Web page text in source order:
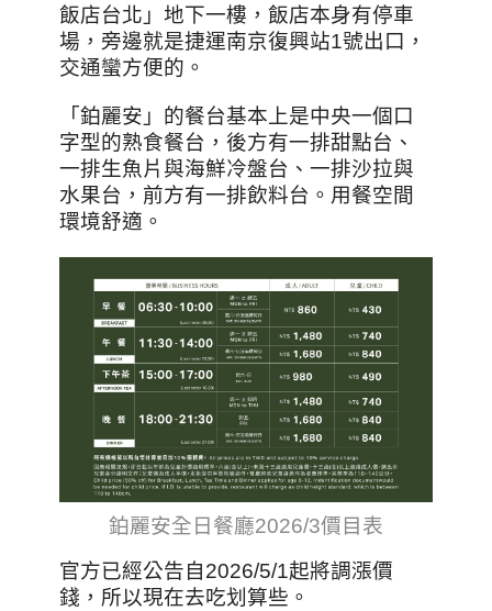
飯店台北」地下一樓，飯店本身有停車
場，旁邊就是捷運南京復興站1號出口，
交通蠻方便的。
「鉑麗安」的餐台基本上是中央一個口
字型的熟食餐台，後方有一排甜點台、
一排生魚片與海鮮冷盤台、一排沙拉與
水果台，前方有一排飲料台。用餐空間
環境舒適。
鉑麗安全日餐廳2026/3價目表
官方已經公告自2026/5/1起將調漲價
錢，所以現在去吃划算些。